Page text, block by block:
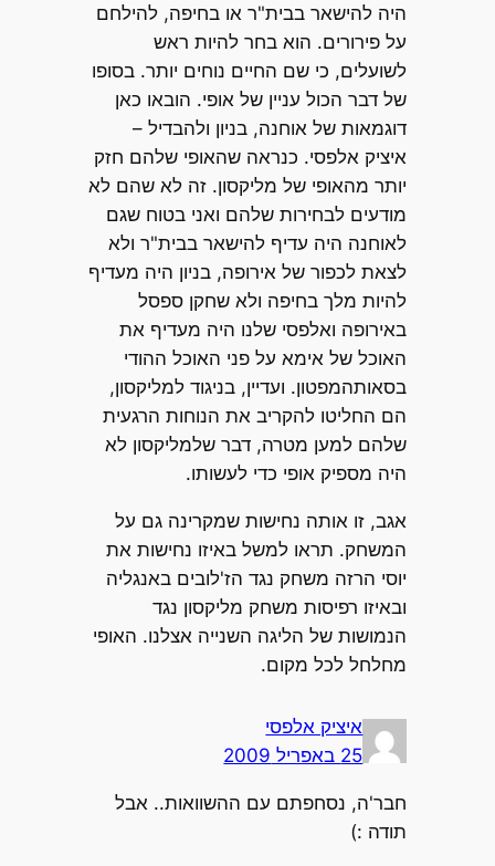
היה להישאר בבית"ר או בחיפה, להילחם
על פירורים. הוא בחר להיות ראש
לשועלים, כי שם החיים נוחים יותר. בסופו
של דבר הכול עניין של אופי. הובאו כאן
דוגמאות של אוחנה, בניון ולהבדיל –
איציק אלפסי. כנראה שהאופי שלהם חזק
יותר מהאופי של מליקסון. זה לא שהם לא
מודעים לבחירות שלהם ואני בטוח שגם
לאוחנה היה עדיף להישאר בבית"ר ולא
לצאת לכפור של אירופה, בניון היה מעדיף
להיות מלך בחיפה ולא שחקן ספסל
באירופה ואלפסי שלנו היה מעדיף את
האוכל של אימא על פני האוכל ההודי
בסאותהמפטון. ועדיין, בניגוד למליקסון,
הם החליטו להקריב את הנוחות הרגעית
שלהם למען מטרה, דבר שלמליקסון לא
היה מספיק אופי כדי לעשותו.
אגב, זו אותה נחישות שמקרינה גם על
המשחק. תראו למשל באיזו נחישות את
יוסי הרזה משחק נגד הז'לובים באנגליה
ובאיזו רפיסות משחק מליקסון נגד
הנמושות של הליגה השנייה אצלנו. האופי
מחלחל לכל מקום.
איציק אלפסי
25 באפריל 2009
חבר'ה, נסחפתם עם ההשוואות.. אבל
תודה :)